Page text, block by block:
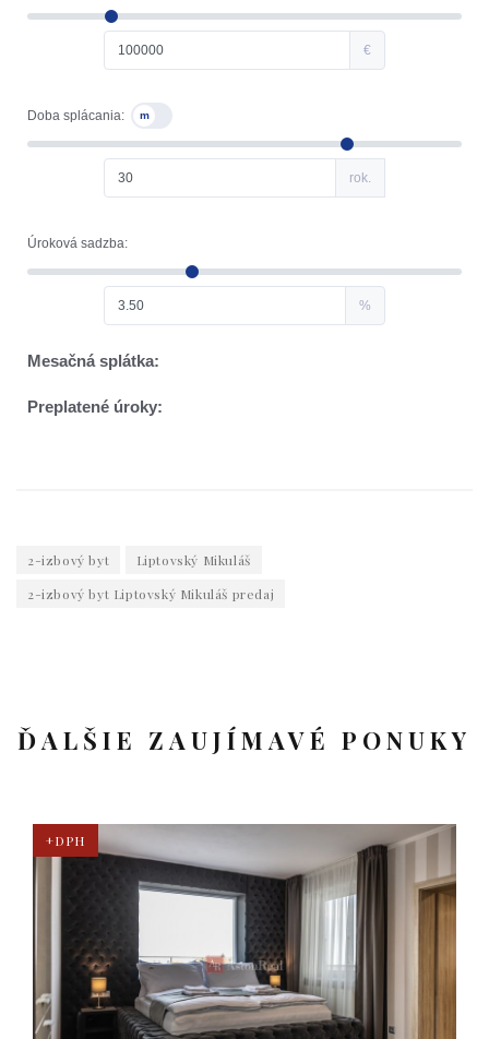
2-izbový byt
Liptovský Mikuláš
2-izbový byt Liptovský Mikuláš predaj
ĎALŠIE ZAUJÍMAVÉ PONUKY
+DPH